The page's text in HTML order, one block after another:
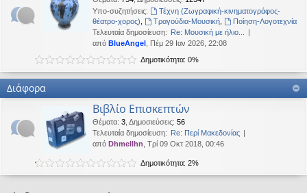
Υπο-συζητήσεις:
Τέχνη (Ζωγραφική-κινηματογράφος-
θέατρο-χορος)
Τραγούδια-Μουσική,
Ποίηση-Λογοτεχνία
Τελευταία δημοσίευση: Re: Μουσική με ήλιο...
από BlueAngel , Πέμ 29 Ιαν 2026, 22:08
Δημοτικότητα: 0%
Διάφορα
Βιβλίο Επισκεπτών
Θέματα: 3 Δημοσιεύσεις: 56
Τελευταία δημοσίευση: Re: Περί Μακεδονίας
από Dhmellhn , Τρί 09 Οκτ 2018, 00:46
Δημοτικότητα: 2%